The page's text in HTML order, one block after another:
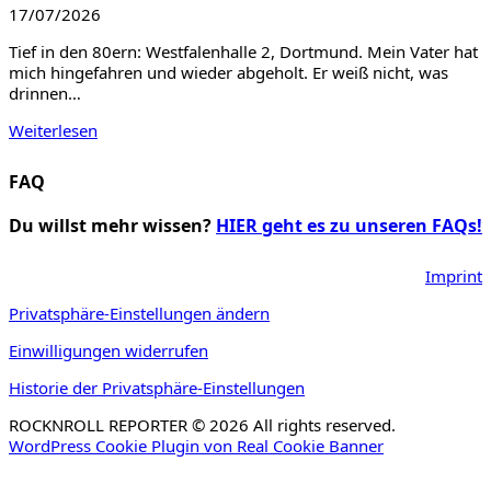
17/07/2026
Tief in den 80ern: Westfalenhalle 2, Dortmund. Mein Vater hat
mich hingefahren und wieder abgeholt. Er weiß nicht, was
drinnen…
Weiterlesen
FAQ
Du willst mehr wissen? HIER geht es zu unseren FAQs!
Imprint
Privatsphäre-Einstellungen ändern
Einwilligungen widerrufen
Historie der Privatsphäre-Einstellungen
ROCKNROLL REPORTER © 2026 All rights reserved.
WordPress Cookie Plugin von Real Cookie Banner